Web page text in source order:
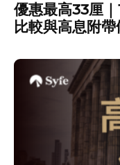
優惠最高33厘
比較與高息附帶